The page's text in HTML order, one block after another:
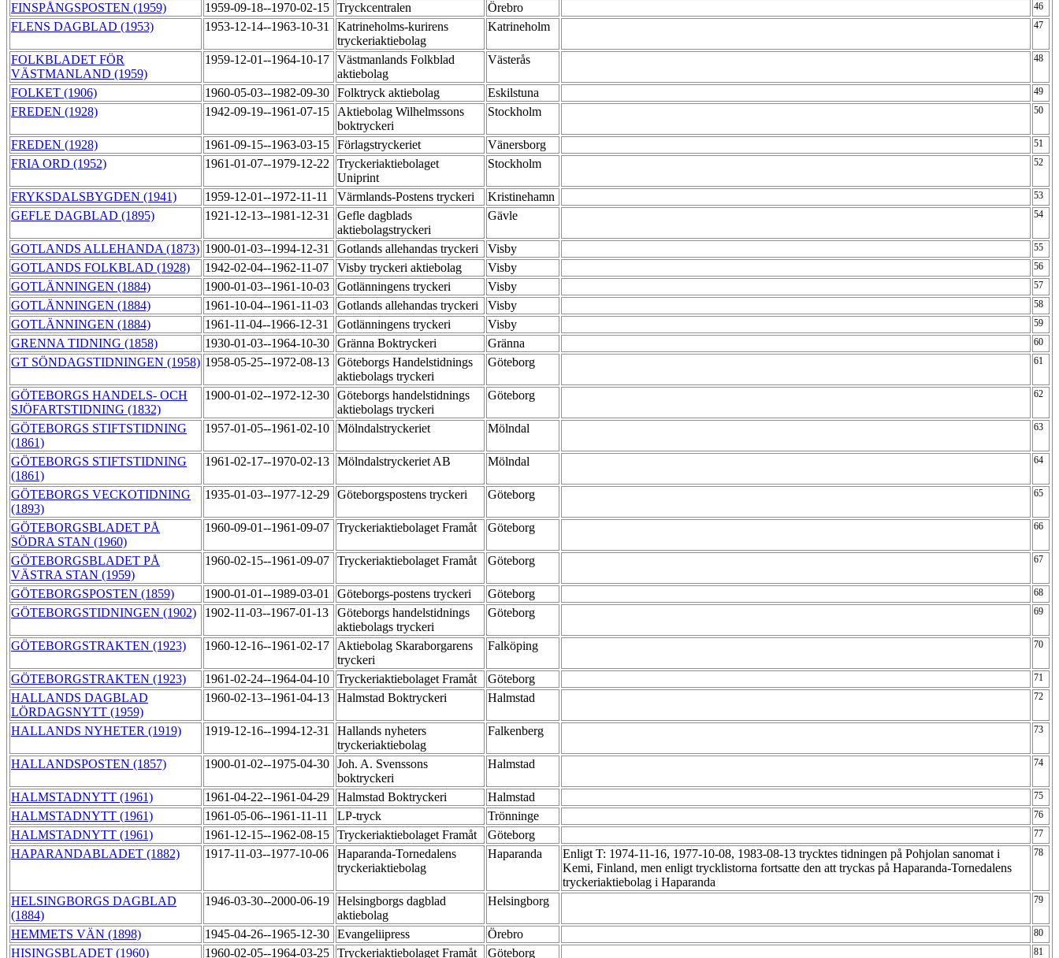
FINSPÅNGSPOSTEN (1959) 1959-09-18--1970-02-15 Tryckcentralen Örebro 46
FLENS DAGBLAD (1953) 1953-12-14--1963-10-31
Katrineholms-kurirens
tryckeriaktiebolag
Katrineholm 47
FOLKBLADET FÖR
VÄSTMANLAND (1959)
1959-12-01--1964-10-17 Västmanlands Folkblad
aktiebolag
Västerås 48
FOLKET (1906) 1960-05-03--1982-09-30 Folktryck aktiebolag Eskilstuna 49
FREDEN (1928) 1942-09-19--1961-07-15
Aktiebolag Wilhelmssons
boktryckeri
Stockholm 50
FREDEN (1928) 1961-09-15--1963-03-15 Förlagstryckeriet Vänersborg 51
FRIA ORD (1952) 1961-01-07--1979-12-22
Tryckeriaktiebolaget
Uniprint
Stockholm 52
FRYKSDALSBYGDEN (1941) 1959-12-01--1972-11-11 Värmlands-Postens tryckeri Kristinehamn 53
GEFLE DAGBLAD (1895) 1921-12-13--1981-12-31
Gefle dagblads
aktiebolagstryckeri
Gävle 54
GOTLANDS ALLEHANDA (1873) 1900-01-03--1994-12-31 Gotlands allehandas tryckeri Visby 55
GOTLANDS FOLKBLAD (1928) 1942-02-04--1962-11-07 Visby tryckeri aktiebolag Visby 56
GOTLÄNNINGEN (1884) 1900-01-03--1961-10-03 Gotlänningens tryckeri Visby 57
GOTLÄNNINGEN (1884) 1961-10-04--1961-11-03 Gotlands allehandas tryckeri Visby 58
GOTLÄNNINGEN (1884) 1961-11-04--1966-12-31 Gotlänningens tryckeri Visby 59
GRENNA TIDNING (1858) 1930-01-03--1964-10-30 Gränna Boktryckeri Gränna 60
GT SÖNDAGSTIDNINGEN (1958) 1958-05-25--1972-08-13 Göteborgs Handelstidnings
aktiebolags tryckeri
Göteborg 61
GÖTEBORGS HANDELS- OCH
SJÖFARTSTIDNING (1832)
1900-01-02--1972-12-30 Göteborgs handelstidnings
aktiebolags tryckeri
Göteborg 62
GÖTEBORGS STIFTSTIDNING
(1861)
1957-01-05--1961-02-10 Mölndalstryckeriet Mölndal 63
GÖTEBORGS STIFTSTIDNING
(1861)
1961-02-17--1970-02-13 Mölndalstryckeriet AB Mölndal 64
GÖTEBORGS VECKOTIDNING
(1893)
1935-01-03--1977-12-29 Göteborgspostens tryckeri Göteborg 65
GÖTEBORGSBLADET PÅ
SÖDRA STAN (1960)
1960-09-01--1961-09-07 Tryckeriaktiebolaget Framåt Göteborg 66
GÖTEBORGSBLADET PÅ
VÄSTRA STAN (1959)
1960-02-15--1961-09-07 Tryckeriaktiebolaget Framåt Göteborg 67
GÖTEBORGSPOSTEN (1859) 1900-01-01--1989-03-01 Göteborgs-postens tryckeri Göteborg 68
GÖTEBORGSTIDNINGEN (1902) 1902-11-03--1967-01-13
Göteborgs handelstidnings
aktiebolags tryckeri
Göteborg 69
GÖTEBORGSTRAKTEN (1923) 1960-12-16--1961-02-17
Aktiebolag Skaraborgarens
tryckeri
Falköping 70
GÖTEBORGSTRAKTEN (1923) 1961-02-24--1964-04-10 Tryckeriaktiebolaget Framåt Göteborg 71
HALLANDS DAGBLAD
LÖRDAGSNYTT (1959)
1960-02-13--1961-04-13 Halmstad Boktryckeri Halmstad 72
HALLANDS NYHETER (1919) 1919-12-16--1994-12-31
Hallands nyheters
tryckeriaktiebolag
Falkenberg 73
HALLANDSPOSTEN (1857) 1900-01-02--1975-04-30 Joh. A. Svenssons
boktryckeri
Halmstad 74
HALMSTADNYTT (1961) 1961-04-22--1961-04-29 Halmstad Boktryckeri Halmstad 75
HALMSTADNYTT (1961) 1961-05-06--1961-11-11 LP-tryck Trönninge 76
HALMSTADNYTT (1961) 1961-12-15--1962-08-15 Tryckeriaktiebolaget Framåt Göteborg 77
HAPARANDABLADET (1882) 1917-11-03--1977-10-06
Haparanda-Tornedalens
tryckeriaktiebolag
Haparanda
Enligt T: 1974-11-16, 1977-10-08, 1983-08-13 trycktes tidningen på Pohjolan sanomat i
Kemi, Finland, men enligt trycklistorna fortsatte den att tryckas på Haparanda-Tornedalens
tryckeriaktiebolag i Haparanda
78
HELSINGBORGS DAGBLAD
(1884)
1946-03-30--2000-06-19 Helsingborgs dagblad
aktiebolag
Helsingborg 79
HEMMETS VÄN (1898) 1945-04-26--1965-12-30 Evangeliipress Örebro 80
HISINGSBLADET (1960) 1960-02-05--1964-03-25 Tryckeriaktiebolaget Framåt Göteborg 81